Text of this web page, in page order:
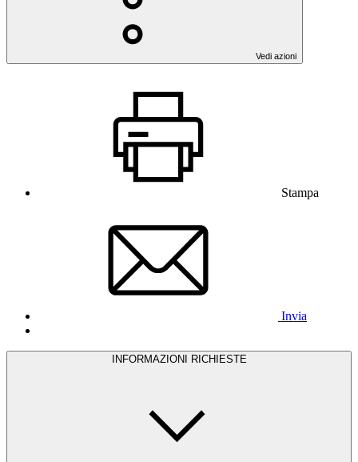
Vedi azioni
Stampa
Invia
INFORMAZIONI RICHIESTE